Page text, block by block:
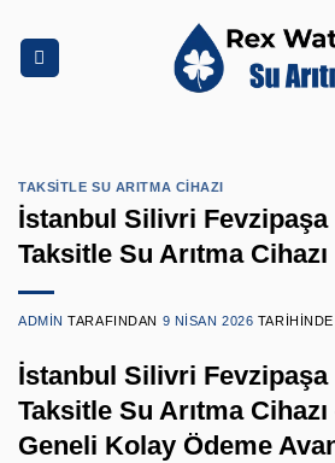
atla
TAKSITLE SU ARITMA CIHAZI
İstanbul Silivri Fevzipaşa
Taksitle Su Arıtma Cihazı
ADMIN TARAFINDAN 9 NISAN 2026
İstanbul Silivri Fevzipaşa
Taksitle Su Arıtma
Geneli Kolay Ödeme